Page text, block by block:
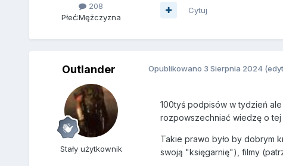
208
Płeć:Mężczyzna
Cytuj
Outlander
Stały użytkownik
Opublikowano 3 Sierpnia 2024
100tyś podpisów w tydzień ale
rozpowszechniać wiedzę o tej
Takie prawo było by dobrym
swoją "księgarnię"), filmy